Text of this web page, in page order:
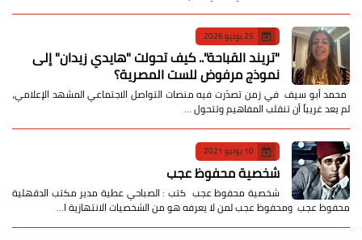
25 يوليو 2026
​"تريند القباحة".. كيف تحولت "هايدي زيدان" إلى
نموذج مرفوض للست المصرية؟
​ محمد أبو سيف ​في زمن تصدّرت فيه منصات التواصل الاجتماعي المشهد الإعلامي،
لم يعد غريباً أن تنقلب المفاهيم وتتحول …
10 يونيو 2021
شخصية محفوظ عجب
شخصية محفوظ عجب كتب : الصباحي عطية مدير مكتب الدقهلية
محفوظ عجب ومحفوظ عجب لمن لا يعرفه هو من الشخصيات الانتهازية ا…